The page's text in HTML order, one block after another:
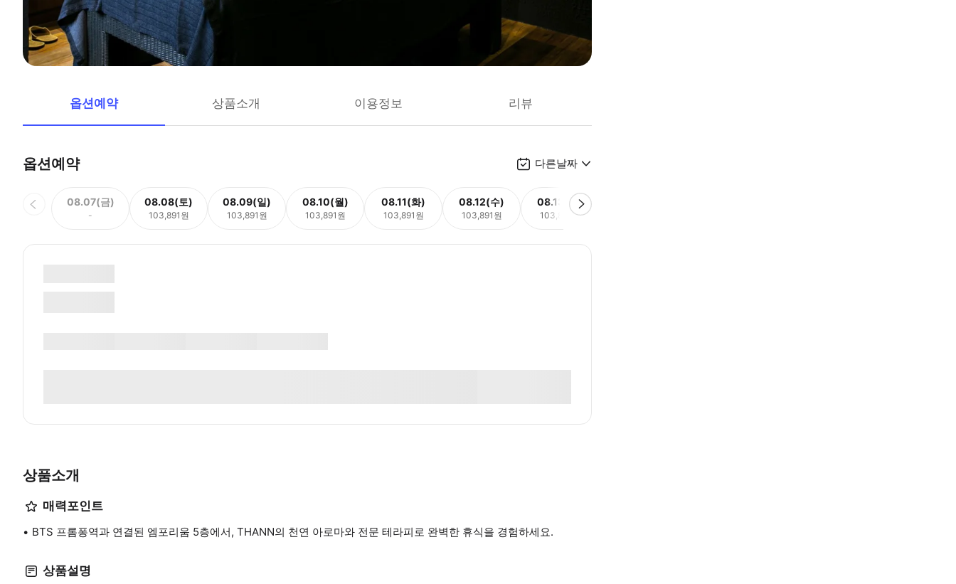
옵션예약 상품소개 이용정보 리뷰
옵션예약 다른날짜
08.07(금)
-
08.08(토)
103,891원
08.09(일)
103,891원
08.10(월)
103,891원
08.11(화)
103,891원
08.12(수)
103,891원
08.13(목)
103,891원
상품소개
매력포인트
BTS 프롬퐁역과 연결된 엠포리움 5층에서, THANN의 천연 아로마와 전문 테라피로 완벽한 휴식을 경험하세요.
상품설명